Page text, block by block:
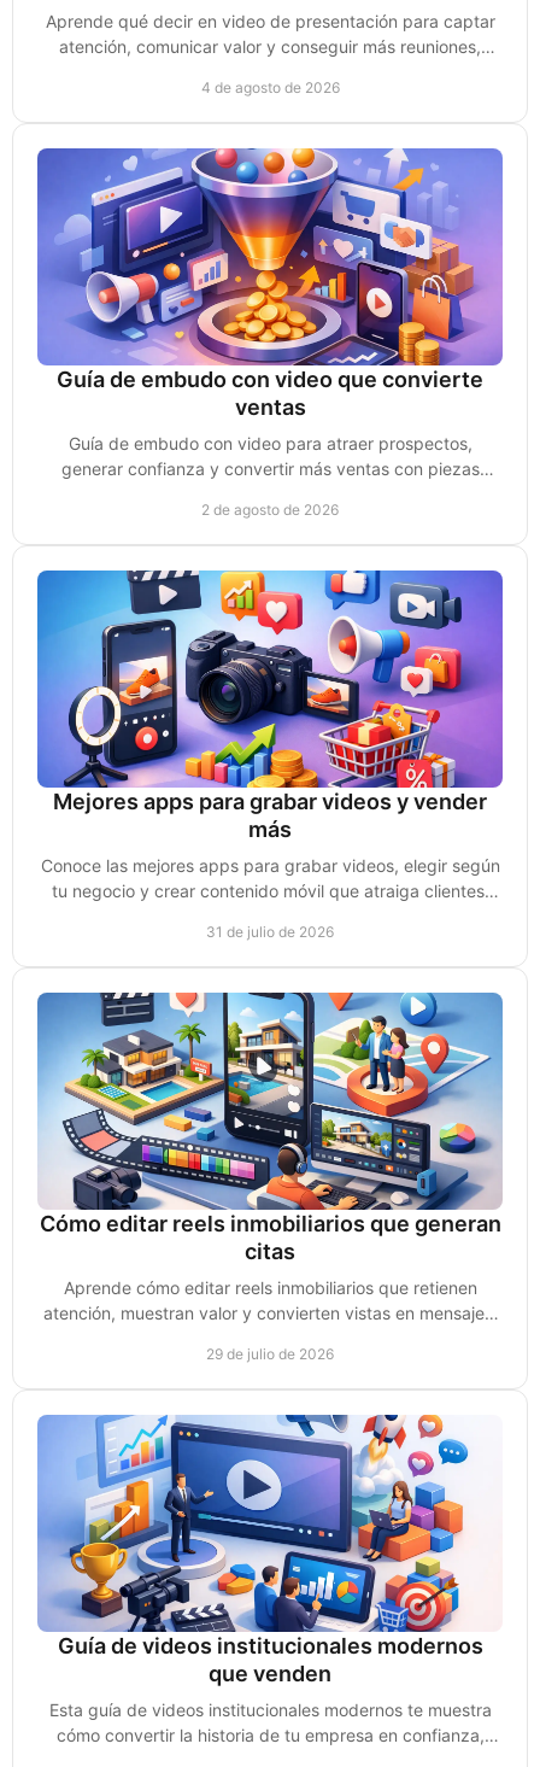
Aprende qué decir en video de presentación para captar
atención, comunicar valor y conseguir más reuniones,
4 de agosto de 2026
Guía de embudo con video que convierte
ventas
Guía de embudo con video para atraer prospectos,
generar confianza y convertir más ventas con piezas
2 de agosto de 2026
Mejores apps para grabar videos y vender
más
Conoce las mejores apps para grabar videos, elegir según
tu negocio y crear contenido móvil que atraiga clientes,
31 de julio de 2026
Cómo editar reels inmobiliarios que generan
citas
Aprende cómo editar reels inmobiliarios que retienen
atención, muestran valor y convierten vistas en mensajes,
29 de julio de 2026
Guía de videos institucionales modernos
que venden
Esta guía de videos institucionales modernos te muestra
cómo convertir la historia de tu empresa en confianza,